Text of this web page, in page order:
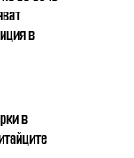
в
в